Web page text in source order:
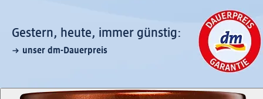
Gestern, heute, immer günstig:
unser dm-Dauerpreis